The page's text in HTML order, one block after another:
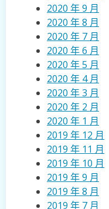
2020 年 9 月
2020 年 8 月
2020 年 7 月
2020 年 6 月
2020 年 5 月
2020 年 4 月
2020 年 3 月
2020 年 2 月
2020 年 1 月
2019 年 12 月
2019 年 11 月
2019 年 10 月
2019 年 9 月
2019 年 8 月
2019 年 7 月